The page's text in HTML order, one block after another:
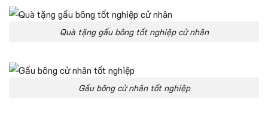
Quà tặng gấu bông tốt nghiệp cử nhân
Gấu bông cử nhân tốt nghiệp